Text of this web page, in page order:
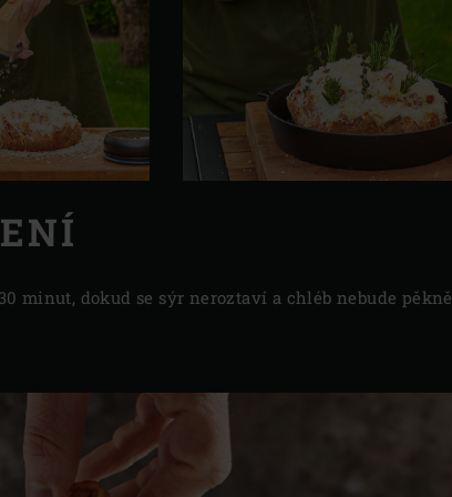
minut, dokud se sýr neroztaví a chléb nebude pěkně